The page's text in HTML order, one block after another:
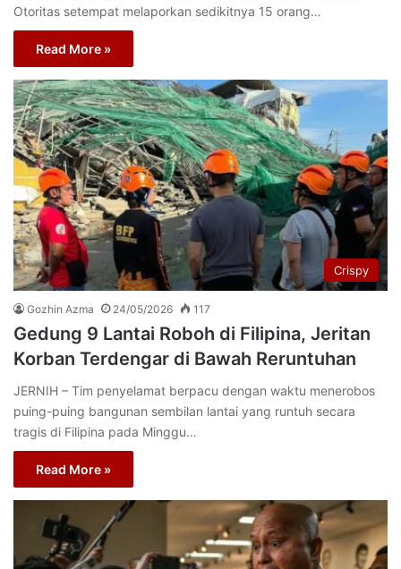
Otoritas setempat melaporkan sedikitnya 15 orang…
Read More »
Crispy
Gozhin Azma 24/05/2026 117
Gedung 9 Lantai Roboh di Filipina, Jeritan
Korban Terdengar di Bawah Reruntuhan
JERNIH – Tim penyelamat berpacu dengan waktu menerobos
puing-puing bangunan sembilan lantai yang runtuh secara
tragis di Filipina pada Minggu…
Read More »